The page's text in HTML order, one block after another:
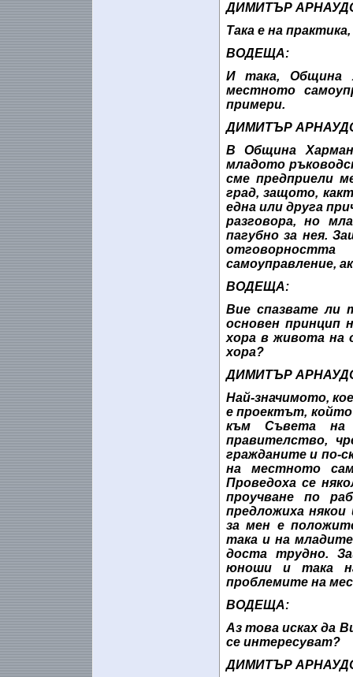
ДИМИТЪР
Така е на практика,
ВОДЕЩА:
И така, Община
местното
примери.
ДИМИТЪР
В Община
младото
сме предприели
град, защото,
една или друга
разговора, но
пагубно за нея.
самоуправление,
ВОДЕЩА:
Вие спазвате ли
основен принцип
хора в живота на
хора?
ДИМИТЪР
Най-значимото,
е проектът,
към Съвета на
правителство,
гражданите и по-
на местното
Проведоха се
проучване по
предложиха
за мен е
така и на
доста трудно.
юноши и така
проблемите на
ВОДЕЩА:
Аз това исках да
се интересуват?
ДИМИТЪР